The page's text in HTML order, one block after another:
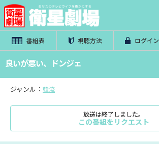
番組表 視聴方法 ログイン
良いが悪い、ドンジェ
ジャンル： 韓流
放送は終了しました。
この番組をリクエスト